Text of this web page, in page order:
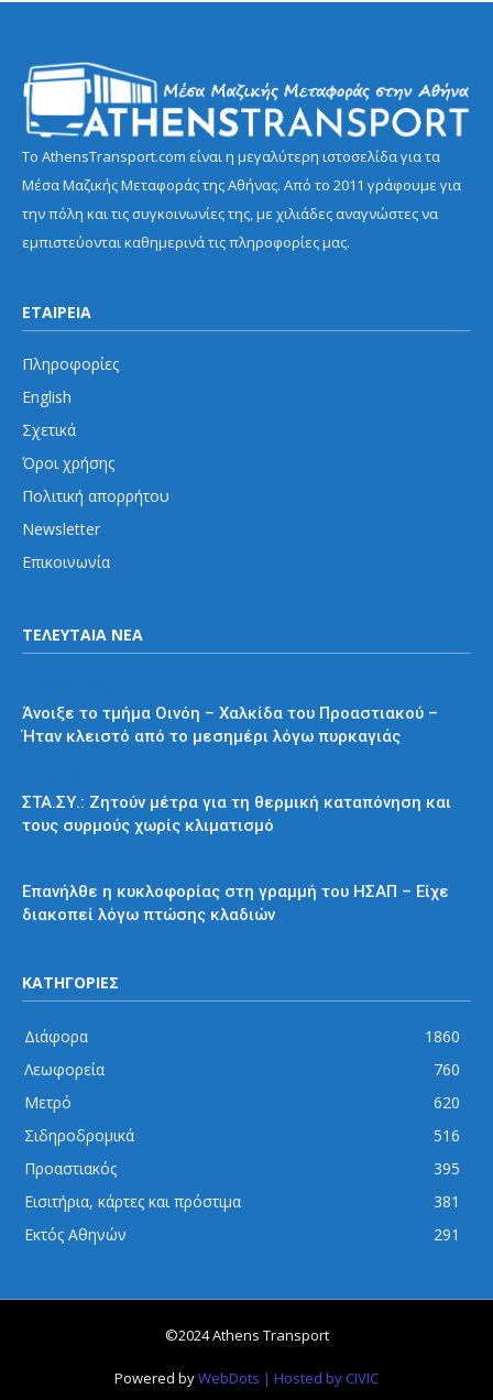
Το AthensTransport.com είναι η μεγαλύτερη ιστοσελίδα για τα
Μέσα Μαζικής Μεταφοράς της Αθήνας. Από το 2011 γράφουμε για
την πόλη και τις συγκοινωνίες της, με χιλιάδες αναγνώστες να
εμπιστεύονται καθημερινά τις πληροφορίες μας.
ΕΤΑΙΡΕΙΑ
Πληροφορίες
English
Σχετικά
Όροι χρήσης
Πολιτική απορρήτου
Newsletter
Επικοινωνία
ΤΕΛΕΥΤΑΙΑ ΝΕΑ
Άνοιξε το τμήμα Οινόη – Χαλκίδα του Προαστιακού –
Ήταν κλειστό από το μεσημέρι λόγω πυρκαγιάς
ΣΤΑ.ΣΥ.: Ζητούν μέτρα για τη θερμική καταπόνηση και
τους συρμούς χωρίς κλιματισμό
Επανήλθε η κυκλοφορίας στη γραμμή του ΗΣΑΠ – Είχε
διακοπεί λόγω πτώσης κλαδιών
ΚΑΤΗΓΟΡΙΕΣ
Διάφορα
1860
Λεωφορεία
760
Μετρό
620
Σιδηροδρομικά
516
Προαστιακός
395
Εισιτήρια, κάρτες και πρόστιμα
381
Εκτός Αθηνών
291
©2024 Athens Transport
Powered byWebDots | Hosted by CIVIC